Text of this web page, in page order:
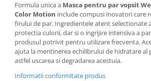
Formula unica a Masca pentru par vopsit
Color Motion include compusi inovatori care
firului de par. Ingredientele atent selectionate
protectia culorii, dar si o ingrijire intensiva a
produsul potrivit pentru utilizare frecventa.
ajuta la mentinerea echilibrului de hidratare al
astfel uscarea si degradarea acestuia.
Informatii conformitate produs